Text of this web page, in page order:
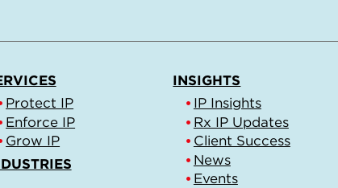
Protect IP
Enforce IP
Grow IP
INSIGHTS
IP Insights
Rx IP Updates
Client Success
News
Events